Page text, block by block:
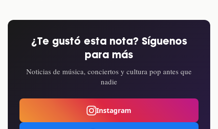
¿Te gustó esta nota? Síguenos
para más
Noticias de música, conciertos y cultura pop antes que
nadie
Instagram